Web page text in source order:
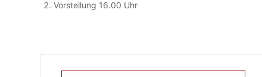
Vorstellung 16.00 Uhr